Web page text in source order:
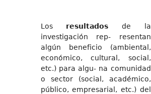
Los resultadosde la
investigación rep- resentan
algún beneficio (ambiental,
económico, cultural, social,
etc.) para algu- na comunidad
o sector (social, académico,
público, empresarial, etc.) del